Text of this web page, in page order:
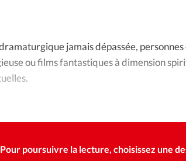
Opinions
jamais dépassée,
ou films fantastiques à dimension
Pour poursuivre la lecture, choisissez une